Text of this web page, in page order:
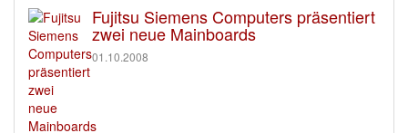
Fujitsu Siemens Computers präsentiert
zwei neue Mainboards
01.10.2008